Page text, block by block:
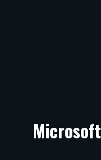
Microsoft